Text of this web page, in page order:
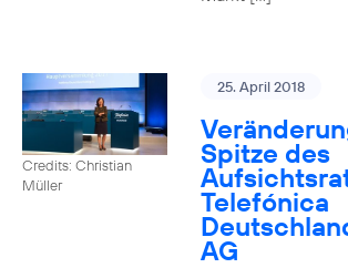
Credits: Christian
Müller
25. April 2018
Spitze des
Telefónica
AG